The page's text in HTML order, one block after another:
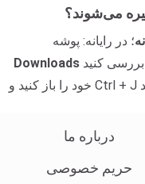
می‌شوند؟
؛ در رایانه: پوشه
Downloads
درباره ما
حریم خصوصی